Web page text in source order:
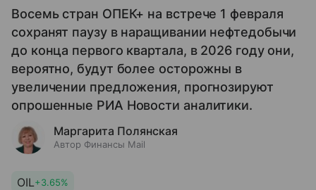
Восемь стран ОПЕК+ на встрече 1 февраля
сохранят паузу в наращивании нефтедобычи
до конца первого квартала, в 2026 году они,
вероятно, будут более осторожны в
увеличении предложения, прогнозируют
опрошенные РИА Новости аналитики.
Маргарита Полянская
Автор Финансы Mail
OIL+3.65%